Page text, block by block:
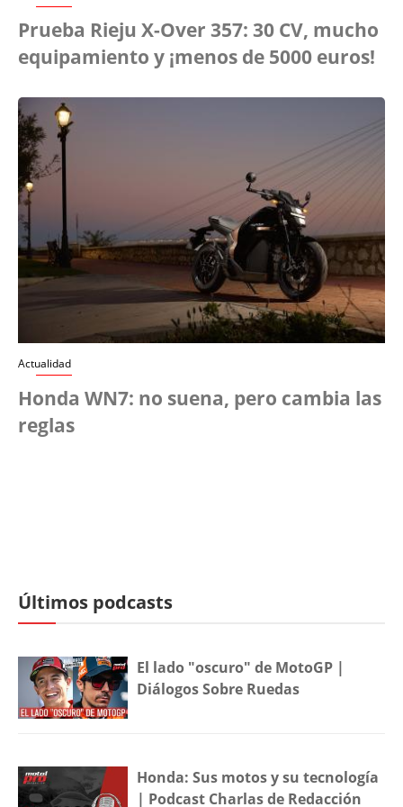
Prueba Rieju X-Over 357: 30 CV, mucho
equipamiento y ¡menos de 5000 euros!
Actualidad
Honda WN7: no suena, pero cambia las
reglas
Últimos podcasts
El lado "oscuro" de MotoGP |
Diálogos Sobre Ruedas
Honda: Sus motos y su tecnología
| Podcast Charlas de Redacción